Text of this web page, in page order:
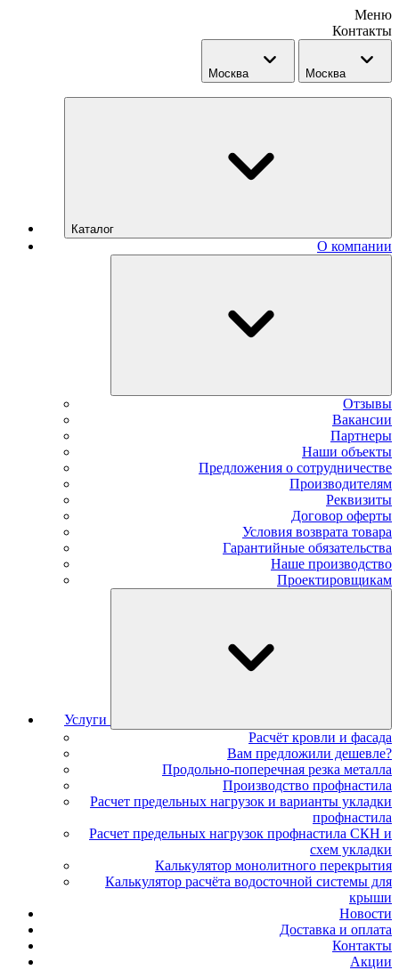
Меню
Контакты
Москва Москва
Каталог
О компании
Отзывы
Вакансии
Партнеры
Наши объекты
Предложения о сотрудничестве
Производителям
Реквизиты
Договор оферты
Условия возврата товара
Гарантийные обязательства
Наше производство
Проектировщикам
Услуги
Расчёт кровли и фасада
Вам предложили дешевле?
Продольно-поперечная резка металла
Производство профнастила
Расчет предельных нагрузок и варианты укладки
профнастила
Расчет предельных нагрузок профнастила СКН и
схем укладки
Калькулятор монолитного перекрытия
Калькулятор расчёта водосточной системы для
крыши
Новости
Доставка и оплата
Контакты
Акции